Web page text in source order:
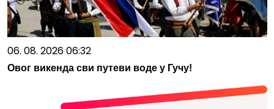
06. 08. 2026 06:32
Овог викенда сви путеви воде у Гучу!